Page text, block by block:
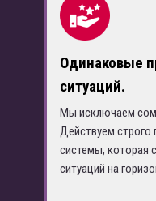
Одинаковые
ситуаций.
Мы исключаем
Действуем строго
системы, которая
ситуаций на